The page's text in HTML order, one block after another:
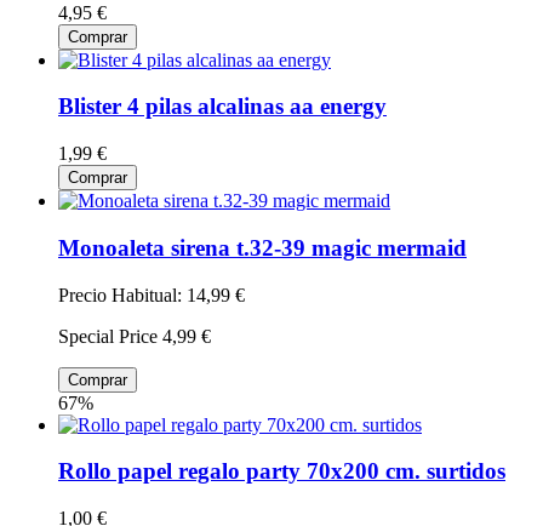
4,95 €
Comprar
Blister 4 pilas alcalinas aa energy
1,99 €
Comprar
Monoaleta sirena t.32-39 magic mermaid
Precio Habitual: 14,99 €
Special Price 4,99 €
Comprar
67%
Rollo papel regalo party 70x200 cm. surtidos
1,00 €